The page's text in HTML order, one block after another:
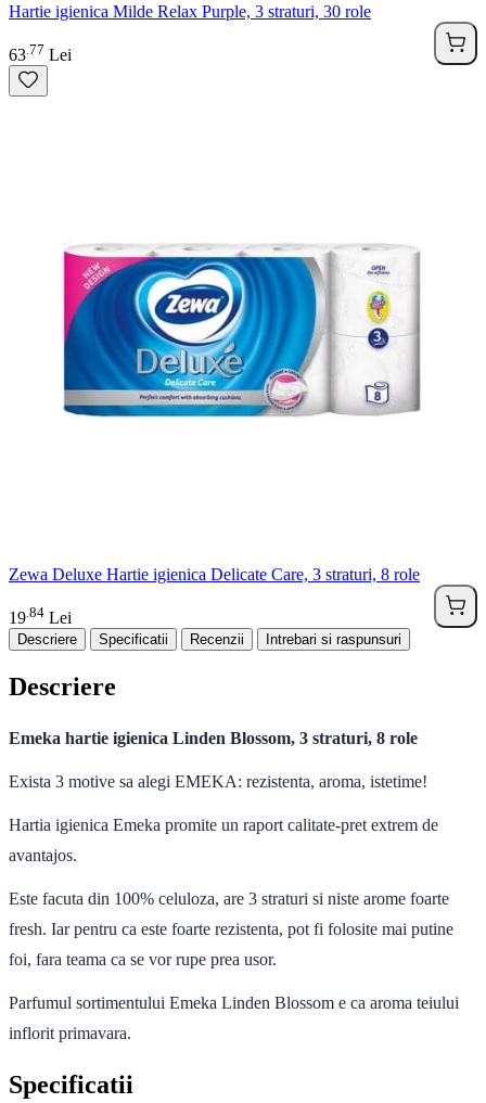
Hartie igienica Milde Relax Purple, 3 straturi, 30 role
63 77 Lei
Zewa Deluxe Hartie igienica Delicate Care, 3 straturi, 8 role
19 84 Lei
Descriere Specificatii Recenzii Intrebari si raspunsuri
Descriere
Emeka hartie igienica Linden Blossom, 3 straturi, 8 role
Exista 3 motive sa alegi EMEKA: rezistenta, aroma, istetime!
Hartia igienica Emeka promite un raport calitate-pret extrem de
avantajos.
Este facuta din 100% celuloza, are 3 straturi si niste arome foarte
fresh. Iar pentru ca este foarte rezistenta, pot fi folosite mai putine
foi, fara teama ca se vor rupe prea usor.
Parfumul sortimentului Emeka Linden Blossom e ca aroma teiului
inflorit primavara.
Specificatii